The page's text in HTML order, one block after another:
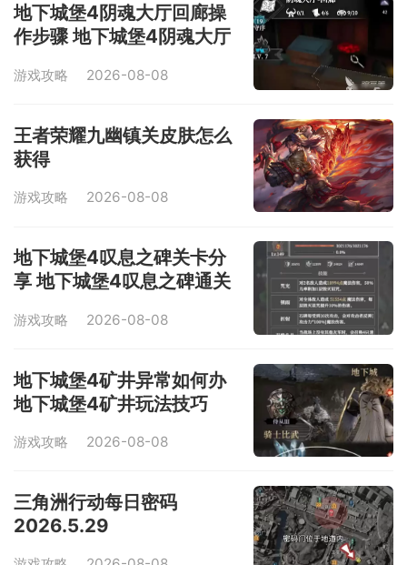
地下城堡4阴魂大厅回廊操
作步骤 地下城堡4阴魂大厅
游戏攻略 2026-08-08
王者荣耀九幽镇关皮肤怎么
获得
游戏攻略 2026-08-08
地下城堡4叹息之碑关卡分
享 地下城堡4叹息之碑通关
游戏攻略 2026-08-08
地下城堡4矿井异常如何办
地下城堡4矿井玩法技巧
游戏攻略 2026-08-08
三角洲行动每日密码
2026.5.29